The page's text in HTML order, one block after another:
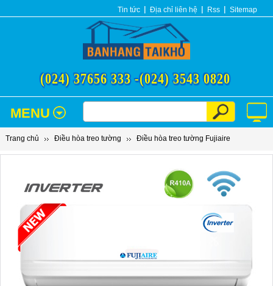
Tin tức Địa chỉ liên hệ Rss Sitemap
(024) 37656 333 -(024) 3543 0820
MENU
Trang chủ Điều hòa treo tường Điều hòa treo tường Fujiaire